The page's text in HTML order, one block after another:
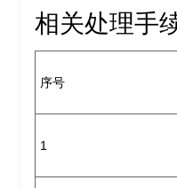
相关处理手
序号
1